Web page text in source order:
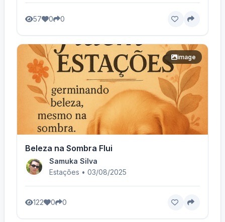
57 0 0
image
Beleza na Sombra Flui
Samuka Silva
Estações • 03/08/2025
122 0 0